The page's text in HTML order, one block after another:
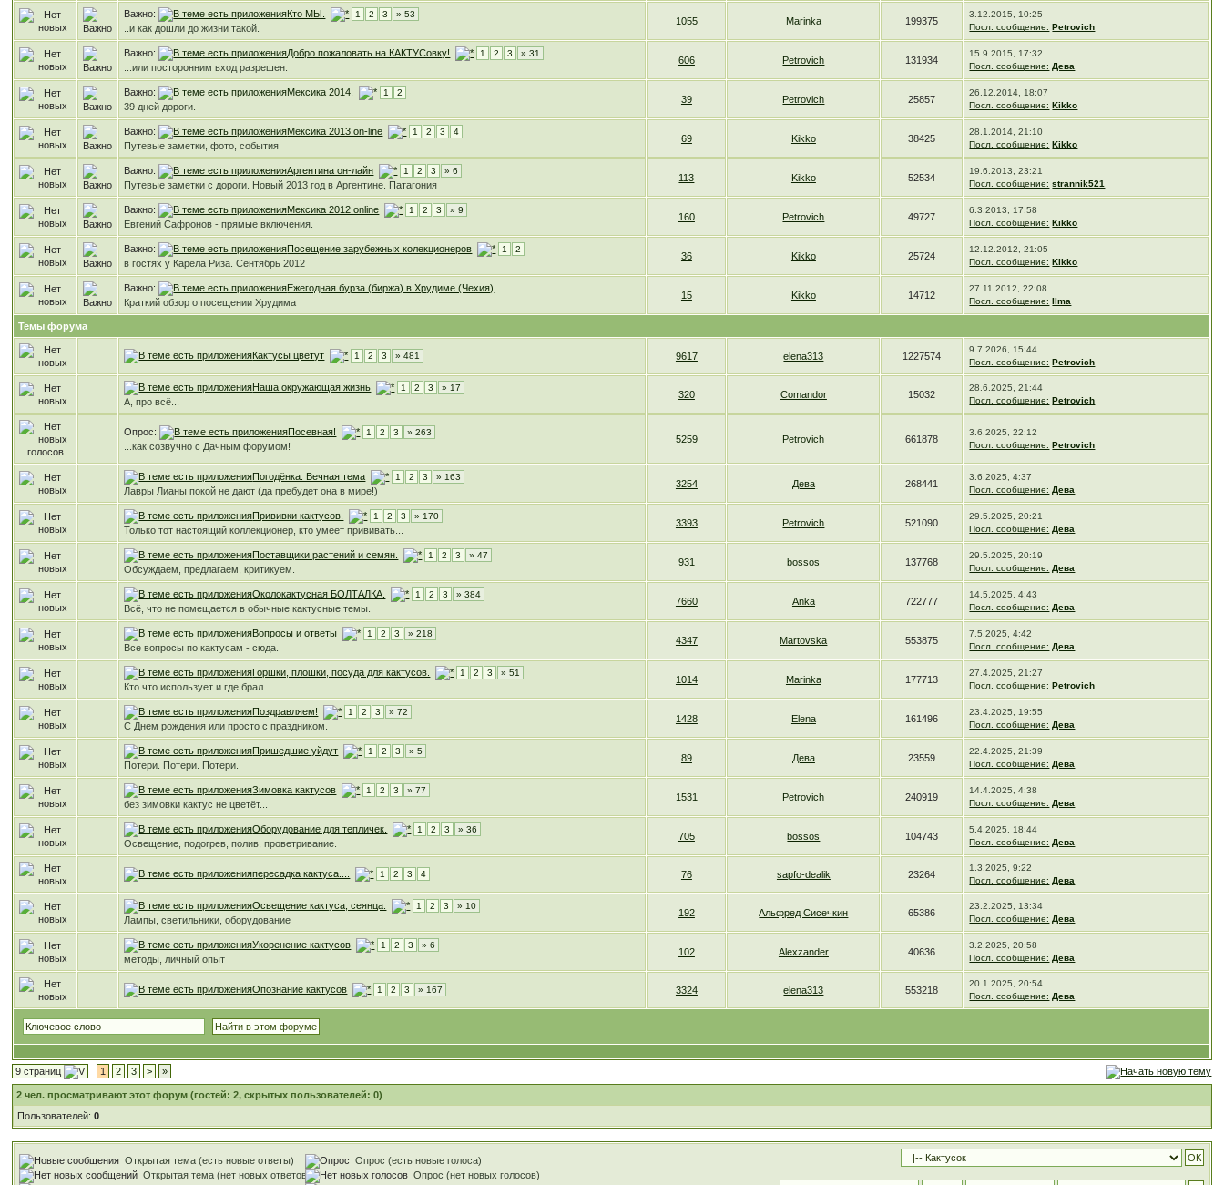
Важно: Кто МЫ. 1 2 3 » 53
..и как дошли до жизни такой.
1055 Marinka 199375
3.12.2015, 10:25
Посл. сообщение: Petrovich
Важно: Добро пожаловать на КАКТУСовку! 1 2 3 » 31
...или посторонним вход разрешен.
606 Petrovich 131934
15.9.2015, 17:32
Посл. сообщение: Дева
Важно: Мексика 2014. 1 2
39 дней дороги.
39 Petrovich 25857
26.12.2014, 18:07
Посл. сообщение: Kikko
Важно: Мексика 2013 on-line 1 2 3 4
Путевые заметки, фото, события
69 Kikko 38425
28.1.2014, 21:10
Посл. сообщение: Kikko
Важно: Аргентина он-лайн 1 2 3 » 6
Путевые заметки с дороги. Новый 2013 год в Аргентине. Патагония
113 Kikko 52534
19.6.2013, 23:21
Посл. сообщение: strannik521
Важно: Мексика 2012 online 1 2 3 » 9
Евгений Сафронов - прямые включения.
160 Petrovich 49727
6.3.2013, 17:58
Посл. сообщение: Kikko
Важно: Посещение зарубежных колекционеров 1 2
в гостях у Карела Риза. Сентябрь 2012
36 Kikko 25724
12.12.2012, 21:05
Посл. сообщение: Kikko
Важно:
Ежегодная бурза (биржа) в Хрудиме (Чехия)
Краткий обзор о посещении Хрудима
15 Kikko 14712
27.11.2012, 22:08
Посл. сообщение: Ilma
Темы форума
Кактусы цветут 1 2 3 » 481 9617 elena313 1227574
9.7.2026, 15:44
Посл. сообщение: Petrovich
Наша окружающая жизнь 1 2 3 » 17
А, про всё...
320 Comandor 15032
28.6.2025, 21:44
Посл. сообщение: Petrovich
Опрос: Посевная! 1 2 3 » 263
...как созвучно с Дачным форумом!
5259 Petrovich 661878
3.6.2025, 22:12
Посл. сообщение: Petrovich
Погодёнка. Вечная тема 1 2 3 » 163
Лавры Лианы покой не дают (да пребудет она в мире!)
3254 Дева 268441
3.6.2025, 4:37
Посл. сообщение: Дева
Прививки кактусов. 1 2 3 » 170
Только тот настоящий коллекционер, кто умеет прививать...
3393 Petrovich 521090
29.5.2025, 20:21
Посл. сообщение: Дева
Поставщики растений и семян. 1 2 3 » 47
Обсуждаем, предлагаем, критикуем.
931 bossos 137768
29.5.2025, 20:19
Посл. сообщение: Дева
Околокактусная БОЛТАЛКА. 1 2 3 » 384
Всё, что не помещается в обычные кактусные темы.
7660 Anka 722777
14.5.2025, 4:43
Посл. сообщение: Дева
Вопросы и ответы 1 2 3 » 218
Все вопросы по кактусам - сюда.
4347 Martovska 553875
7.5.2025, 4:42
Посл. сообщение: Дева
Горшки, плошки, посуда для кактусов. 1 2 3 » 51
Кто что использует и где брал.
1014 Marinka 177713
27.4.2025, 21:27
Посл. сообщение: Petrovich
Поздравляем! 1 2 3 » 72
С Днем рождения или просто с праздником.
1428 Elena 161496
23.4.2025, 19:55
Посл. сообщение: Дева
Пришедшие уйдут 1 2 3 » 5
Потери. Потери. Потери.
89 Дева 23559
22.4.2025, 21:39
Посл. сообщение: Дева
Зимовка кактусов 1 2 3 » 77
без зимовки кактус не цветёт...
1531 Petrovich 240919
14.4.2025, 4:38
Посл. сообщение: Дева
Оборудование для тепличек. 1 2 3 » 36
Освещение, подогрев, полив, проветривание.
705 bossos 104743
5.4.2025, 18:44
Посл. сообщение: Дева
пересадка кактуса.... 1 2 3 4 76 sapfo-dealik 23264
1.3.2025, 9:22
Посл. сообщение: Дева
Освещение кактуса, сеянца. 1 2 3 » 10
Лампы, светильники, оборудование
192 Альфред Сисечкин 65386
23.2.2025, 13:34
Посл. сообщение: Дева
Укоренение кактусов 1 2 3 » 6
методы, личный опыт
102 Alexzander 40636
3.2.2025, 20:58
Посл. сообщение: Дева
Опознание кактусов 1 2 3 » 167 3324 elena313 553218
20.1.2025, 20:54
Посл. сообщение: Дева
9 страниц 1 2 3 > »
2 чел. просматривают этот форум (гостей: 2, скрытых пользователей: 0)
Пользователей:0
Открытая тема (есть новые ответы)
Открытая тема (нет новых ответов)
Опрос (есть новые голоса)
Опрос (нет новых голосов)